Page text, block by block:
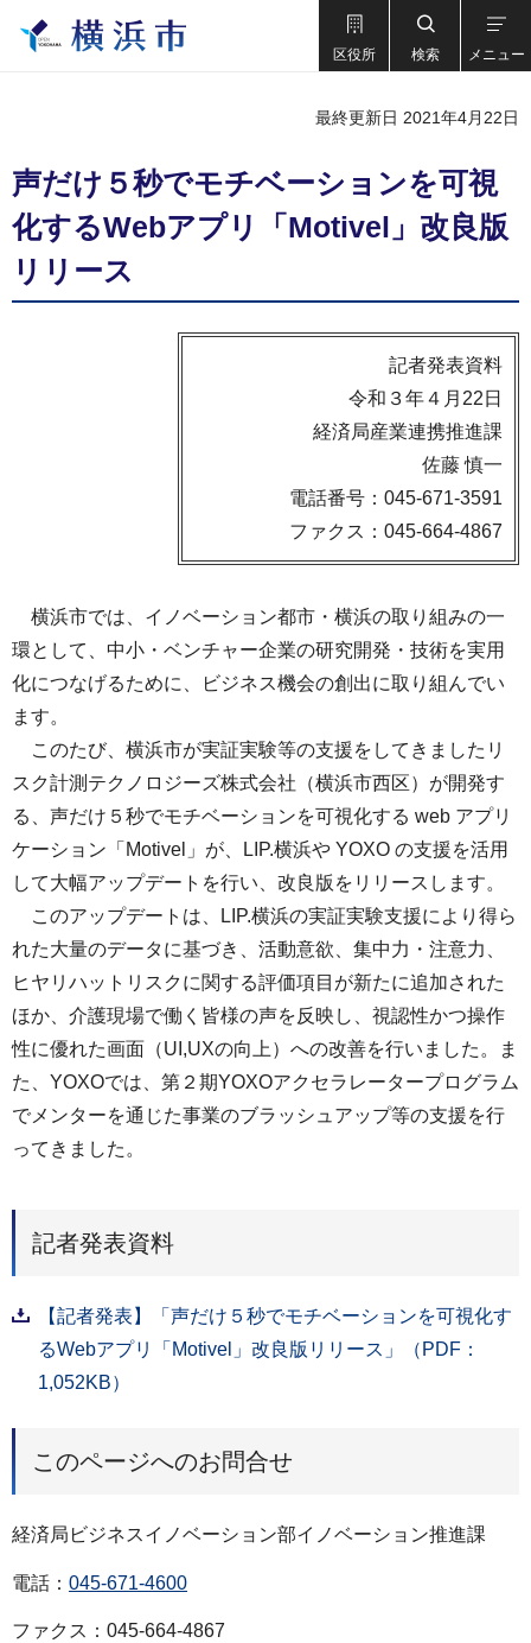
区役所 検索 メニュー
最終更新日 2021年4月22日
声だけ５秒でモチベーションを可視
化するWebアプリ「Motivel」改良版
リリース
記者発表資料
令和３年４月22日
経済局産業連携推進課
佐藤 慎一
電話番号：045-671-3591
ファクス：045-664-4867
横浜市では、イノベーション都市・横浜の取り組みの一
環として、中小・ベンチャー企業の研究開発・技術を実用
化につなげるために、ビジネス機会の創出に取り組んでい
ます。
このたび、横浜市が実証実験等の支援をしてきましたリ
スク計測テクノロジーズ株式会社（横浜市西区）が開発す
る、声だけ５秒でモチベーションを可視化する web アプリ
ケーション「Motivel」が、LIP.横浜や YOXO の支援を活用
して大幅アップデートを行い、改良版をリリースします。
このアップデートは、LIP.横浜の実証実験支援により得ら
れた大量のデータに基づき、活動意欲、集中力・注意力、
ヒヤリハットリスクに関する評価項目が新たに追加された
ほか、介護現場で働く皆様の声を反映し、視認性かつ操作
性に優れた画面（UI,UXの向上）への改善を行いました。ま
た、YOXOでは、第２期YOXOアクセラレータープログラム
でメンターを通じた事業のブラッシュアップ等の支援を行
ってきました。
記者発表資料
【記者発表】「声だけ５秒でモチベーションを可視化す
るWebアプリ「Motivel」改良版リリース」（PDF：
1,052KB）
このページへのお問合せ
経済局ビジネスイノベーション部イノベーション推進課
電話： 045-671-4600
ファクス：045-664-4867